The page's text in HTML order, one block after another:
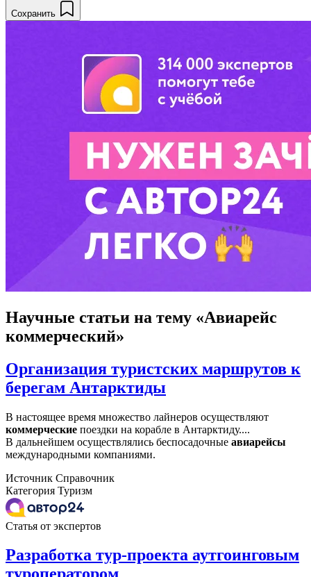
Сохранить
Научные статьи на тему «Авиарейс
коммерческий»
Организация туристских маршрутов к
берегам Антарктиды
В настоящее время множество лайнеров осуществляют
коммерческие поездки на корабле в Антарктиду....
В дальнейшем осуществлялись беспосадочные авиарейсы
международными компаниями.
Источник Справочник
Категория Туризм
Статья от экспертов
Разработка тур-проекта аутгоинговым